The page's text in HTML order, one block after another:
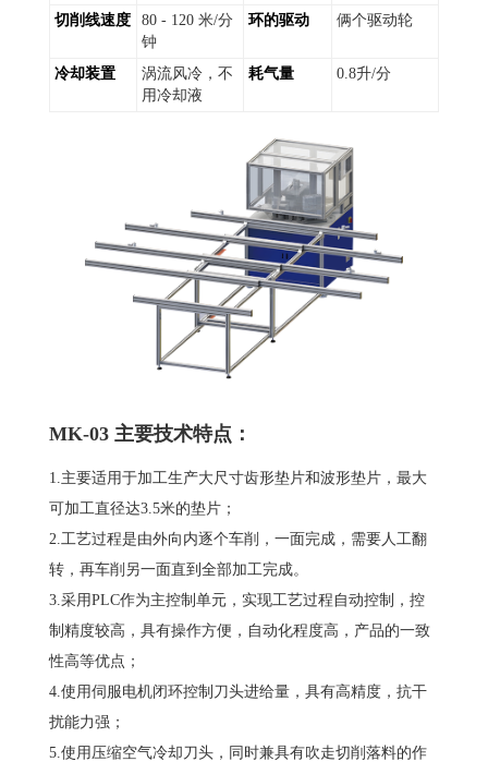
切削线速度
80 - 120 米/分
钟
环的驱动 俩个驱动轮
冷却装置
涡流风冷，不
用冷却液
耗气量 0.8升/分
MK-03 主要技术特点：
1.主要适用于加工生产大尺寸齿形垫片和波形垫片，最大
可加工直径达3.5米的垫片；
2.工艺过程是由外向内逐个车削，一面完成，需要人工翻
转，再车削另一面直到全部加工完成。
3.采用PLC作为主控制单元，实现工艺过程自动控制，控
制精度较高，具有操作方便，自动化程度高，产品的一致
性高等优点；
4.使用伺服电机闭环控制刀头进给量，具有高精度，抗干
扰能力强；
5.使用压缩空气冷却刀头，同时兼具有吹走切削落料的作